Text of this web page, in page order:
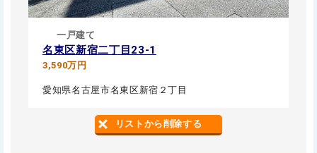
一戸建て
名東区新宿二丁目23-1
3,590万円
愛知県名古屋市名東区新宿２丁目
リストから削除する